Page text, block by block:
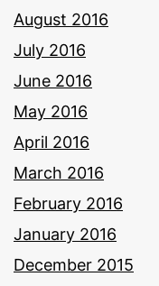
August 2016
July 2016
June 2016
May 2016
April 2016
March 2016
February 2016
January 2016
December 2015